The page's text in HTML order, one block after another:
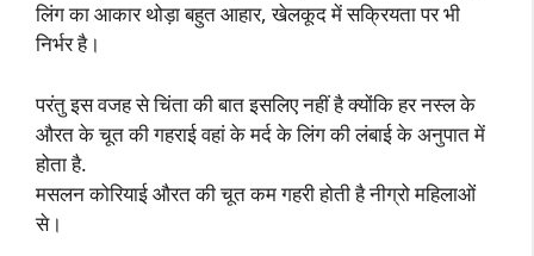
लिंग का आकार थोड़ा बहुत आहार, खेलकूद में सक्रियता पर भी
निर्भर है।
परंतु इस वजह से चिंता की बात इसलिए नहीं है क्योंकि हर नस्ल के
औरत के चूत की गहराई वहां के मर्द के लिंग की लंबाई के अनुपात में
होता है.
मसलन कोरियाई औरत की चूत कम गहरी होती है नीग्रो महिलाओं
से।